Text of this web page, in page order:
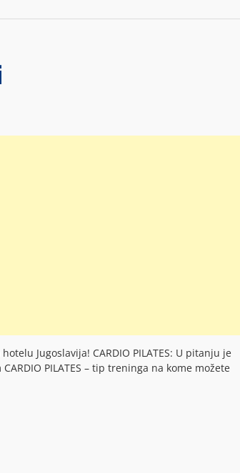
Jugoslavija! CARDIO PILATES: U pitanju je
PILATES – tip treninga na kome možete